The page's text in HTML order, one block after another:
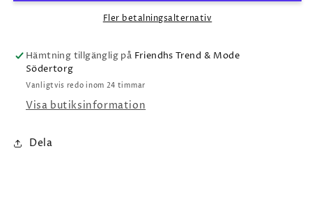
Fler betalningsalternativ
Hämtning tillgänglig på Friendhs Trend & Mode
Södertorg
Vanligtvis redo inom 24 timmar
Visa butiksinformation
Dela